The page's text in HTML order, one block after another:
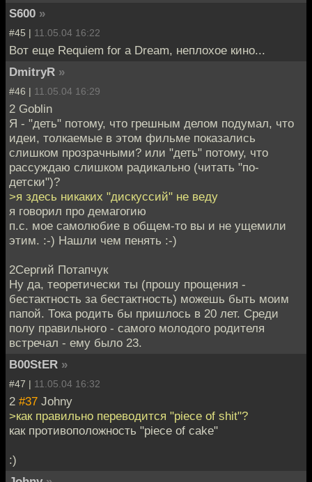
S600 »
#45 | 11.05.04 16:22
Вот еще Requiem for a Dream, неплохое кино...
DmitryR »
#46 | 11.05.04 16:29
2 Goblin
Я - "деть" потому, что грешным делом подумал, что
идеи, толкаемые в этом фильме показались
слишком прозрачными? или "деть" потому, что
рассуждаю слишком радикально (читать "по-
детски")?
>я здесь никаких "дискуссий" не веду
я говорил про демагогию
п.с. мое самолюбие в общем-то вы и не ущемили
этим. :-) Нашли чем пенять :-)
2Сергий Потапчук
Ну да, теоретически ты (прошу прощения -
бестактность за бестактность) можешь быть моим
папой. Тока родить бы пришлось в 20 лет. Среди
полу правильного - самого молодого родителя
встречал - ему было 23.
B00StER »
#47 | 11.05.04 16:32
2 #37 Johny
>как правильно переводится "piece of shit"?
как противоположность "piece of cake"
:)